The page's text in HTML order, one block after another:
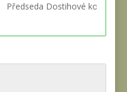
Předseda Dostihové komise